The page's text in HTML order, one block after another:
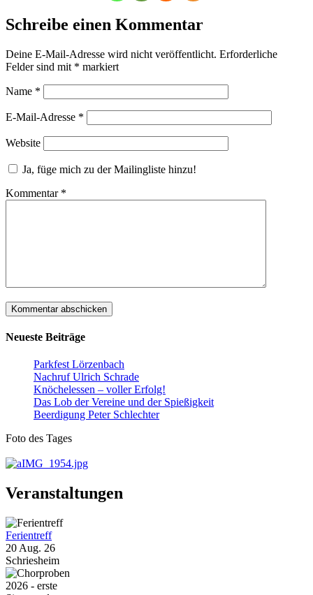
Schreibe einen Kommentar
Deine E-Mail-Adresse wird nicht veröffentlicht. Erforderliche
Felder sind mit * markiert
Name *
E-Mail-Adresse *
Website
Ja, füge mich zu der Mailingliste hinzu!
Kommentar *
Neueste Beiträge
Parkfest Lörzenbach
Nachruf Ulrich Schrade
Knöchelessen – voller Erfolg!
Das Lob der Vereine und der Spießigkeit
Beerdigung Peter Schlechter
Foto des Tages
Veranstaltungen
Ferientreff
20 Aug. 26
Schriesheim